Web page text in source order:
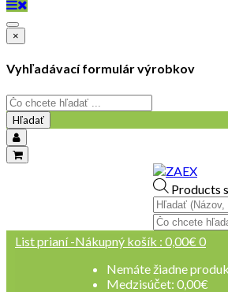
×
Vyhľadávací formulár výrobkov
Hľadať
Nákupný košík : 0,00€ 0
Nemáte žiadne
Medzisúčet: 0,00€
List prianí -
Products